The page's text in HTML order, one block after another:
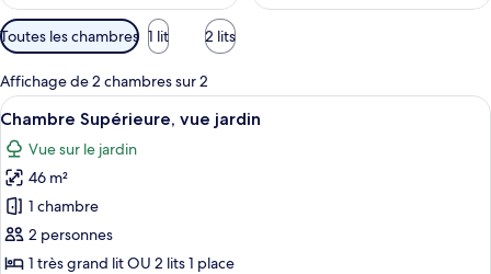
Filtres
disponibles
pour
les
chambres
Toutes les chambres 1 lit 2 lits
Affichage de 2 chambres sur 2
Afficher
toutes
les
photos
pour
ce
type
Deux lits en bois, recouverts de
23
Chambre Supérieure, vue jardin
Vue sur le jardin
46 m²
1 chambre
2 personnes
1 très grand lit OU 2 lits 1 place